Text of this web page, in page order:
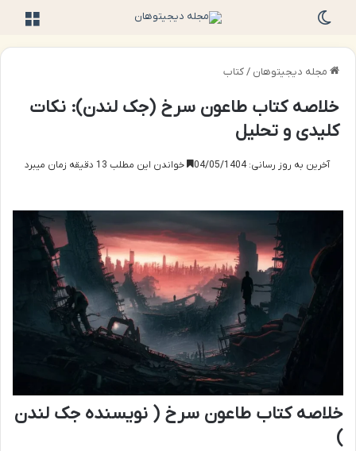
مجله دیجیتوهان /کتاب
خلاصه کتاب طاعون سرخ (جک لندن): نکات
کلیدی و تحلیل
آخرین به روز رسانی: 04/05/1404 خواندن این مطلب 13 دقیقه زمان میبرد
خلاصه کتاب طاعون سرخ ( نویسنده جک لندن
)